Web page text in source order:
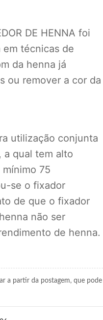
DE HENNA foi
em técnicas de
da henna já
ou remover a cor da
utilização conjunta
a qual tem alto
75
se o fixador
de que o fixador
não ser
de henna.
a partir da postagem, que pode